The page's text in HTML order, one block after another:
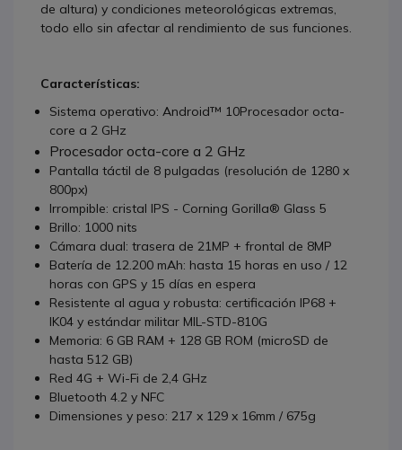
de altura) y condiciones meteorológicas extremas,
todo ello sin afectar al rendimiento de sus funciones.
Características:
Sistema operativo: Android™ 10Procesador octa-
core a 2 GHz
Procesador octa-core a 2 GHz
Pantalla táctil de 8 pulgadas (resolución de 1280 x
800px)
Irrompible: cristal IPS - Corning Gorilla® Glass 5
Brillo: 1000 nits
Cámara dual: trasera de 21MP + frontal de 8MP
Batería de 12.200 mAh: hasta 15 horas en uso / 12
horas con GPS y 15 días en espera
Resistente al agua y robusta: certificación IP68 +
IK04 y estándar militar MIL-STD-810G
Memoria: 6 GB RAM + 128 GB ROM (microSD de
hasta 512 GB)
Red 4G + Wi-Fi de 2,4 GHz
Bluetooth 4.2 y NFC
Dimensiones y peso: 217 x 129 x 16mm / 675g